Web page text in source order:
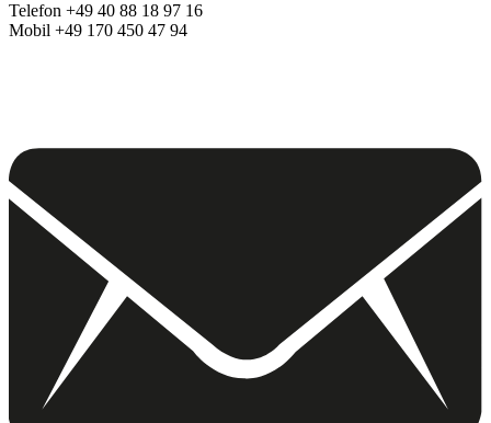
Telefon +49 40 88 18 97 16
Mobil +49 170 450 47 94